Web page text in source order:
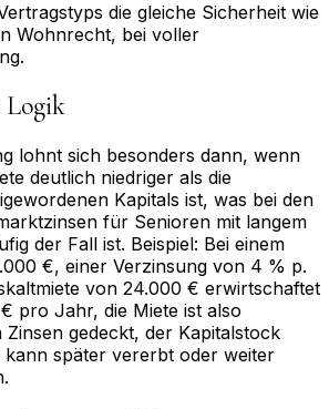
die gleiche Sicherheit wie
Wohnrecht, bei voller
Logik
lohnt sich besonders dann, wenn
deutlich niedriger als die
Kapitals ist, was bei den
für Senioren mit langem
der Fall ist. Beispiel: Bei einem
€, einer Verzinsung von 4 % p.
von 24.000 € erwirtschaftet
pro Jahr, die Miete ist also
Zinsen gedeckt, der Kapitalstock
später vererbt oder weiter